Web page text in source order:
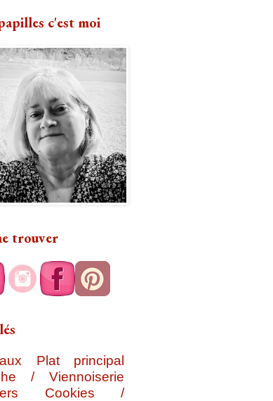
c'est moi
trouver
Plat principal
/ Viennoiserie
Cookies /